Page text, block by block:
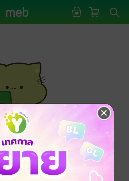
อนดำเนินรายการด้วยค่ะ
อินเข้าระบบ